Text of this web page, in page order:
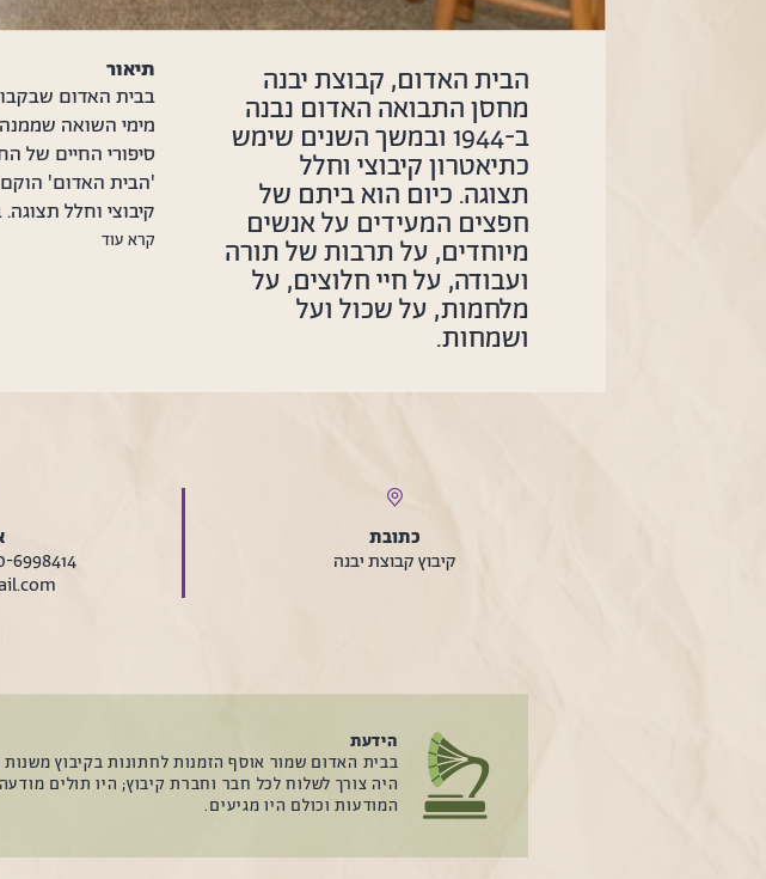
הבית האדום, קבוצת יבנה
מחסן התבואה האדום נבנה
ב-1944 ובמשך השנים שימש
כתיאטרון קיבוצי וחלל
תצוגה. כיום הוא ביתם של
חפצים המעידים על אנשים
מיוחדים, על תרבות של תורה
ועבודה, על חיי חלוצים, על
מלחמות, על שכול ועל
ושמחות.
תיאור
בבית האדום
מימי השואה
סיפורי החיים של
קיבוצי וחלל
אנשים מיוחדים,
קרא עוד
כתובת
קיבוץ קבוצת יבנה
050-6998367
הידעת
בבית האדום שמור אוסף הזמנות לחתונות בקיבוץ
היה צורך לשלוח לכל חבר וחברת קיבוץ; היו תולים
המודעות וכולם היו מגיעים.